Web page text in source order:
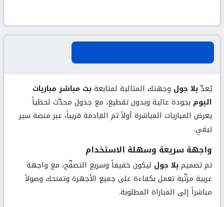
يُعدّيلا جول وجهتك المثالية لمتابعةبث مباشر مباريات
اليوم بجودة عالية وبدون تقطيع، مع جدول محدّث لحظياً
يعرض المباريات المباشرة أولاً ثم القادمة قريباً، عبر منصة سير
تيفي.
واجهة سريعة وسهلة الاستخدام
تم تصميميلا جول ليكون خفيفاً وسريع التصفّح، مع واجهة
عربية مرتّبة تعمل بكفاءة على جميع الأجهزة وتمنحك وصولاً
مباشراً إلى المباراة المطلوبة.